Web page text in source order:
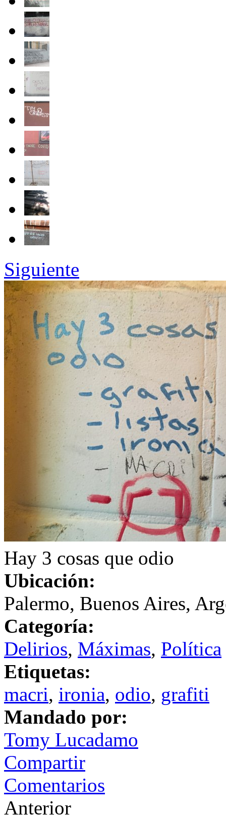
Siguiente
Hay 3 cosas que odio
Ubicación:
Palermo, Buenos Aires,
Categoría:
Delirios, Máximas, Política
Etiquetas:
macri, ironia, odio, grafiti
Mandado por:
Tomy Lucadamo
Compartir
Comentarios
Anterior